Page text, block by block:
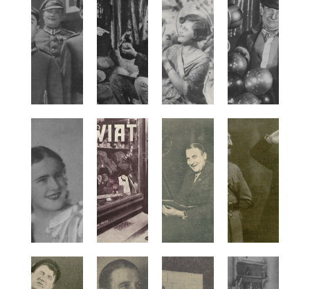
Bronicz Bronisława
Broniszówna Seweryna
Bronowska Bronisława
Bronowski Bronisław
Bruczowa Lena
Bruczówna Halina
Brusikiewicz Stefan
Brydzińska Maria
Brydziński Wojciech
Brygiewicz Mieczysław
Brylińska Krystyna
Bryliński Stanisław
Bolesław Brzeski